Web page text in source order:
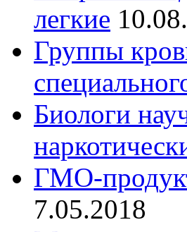
легкие
Группы
Биологи
ГМО-
7.05.2018